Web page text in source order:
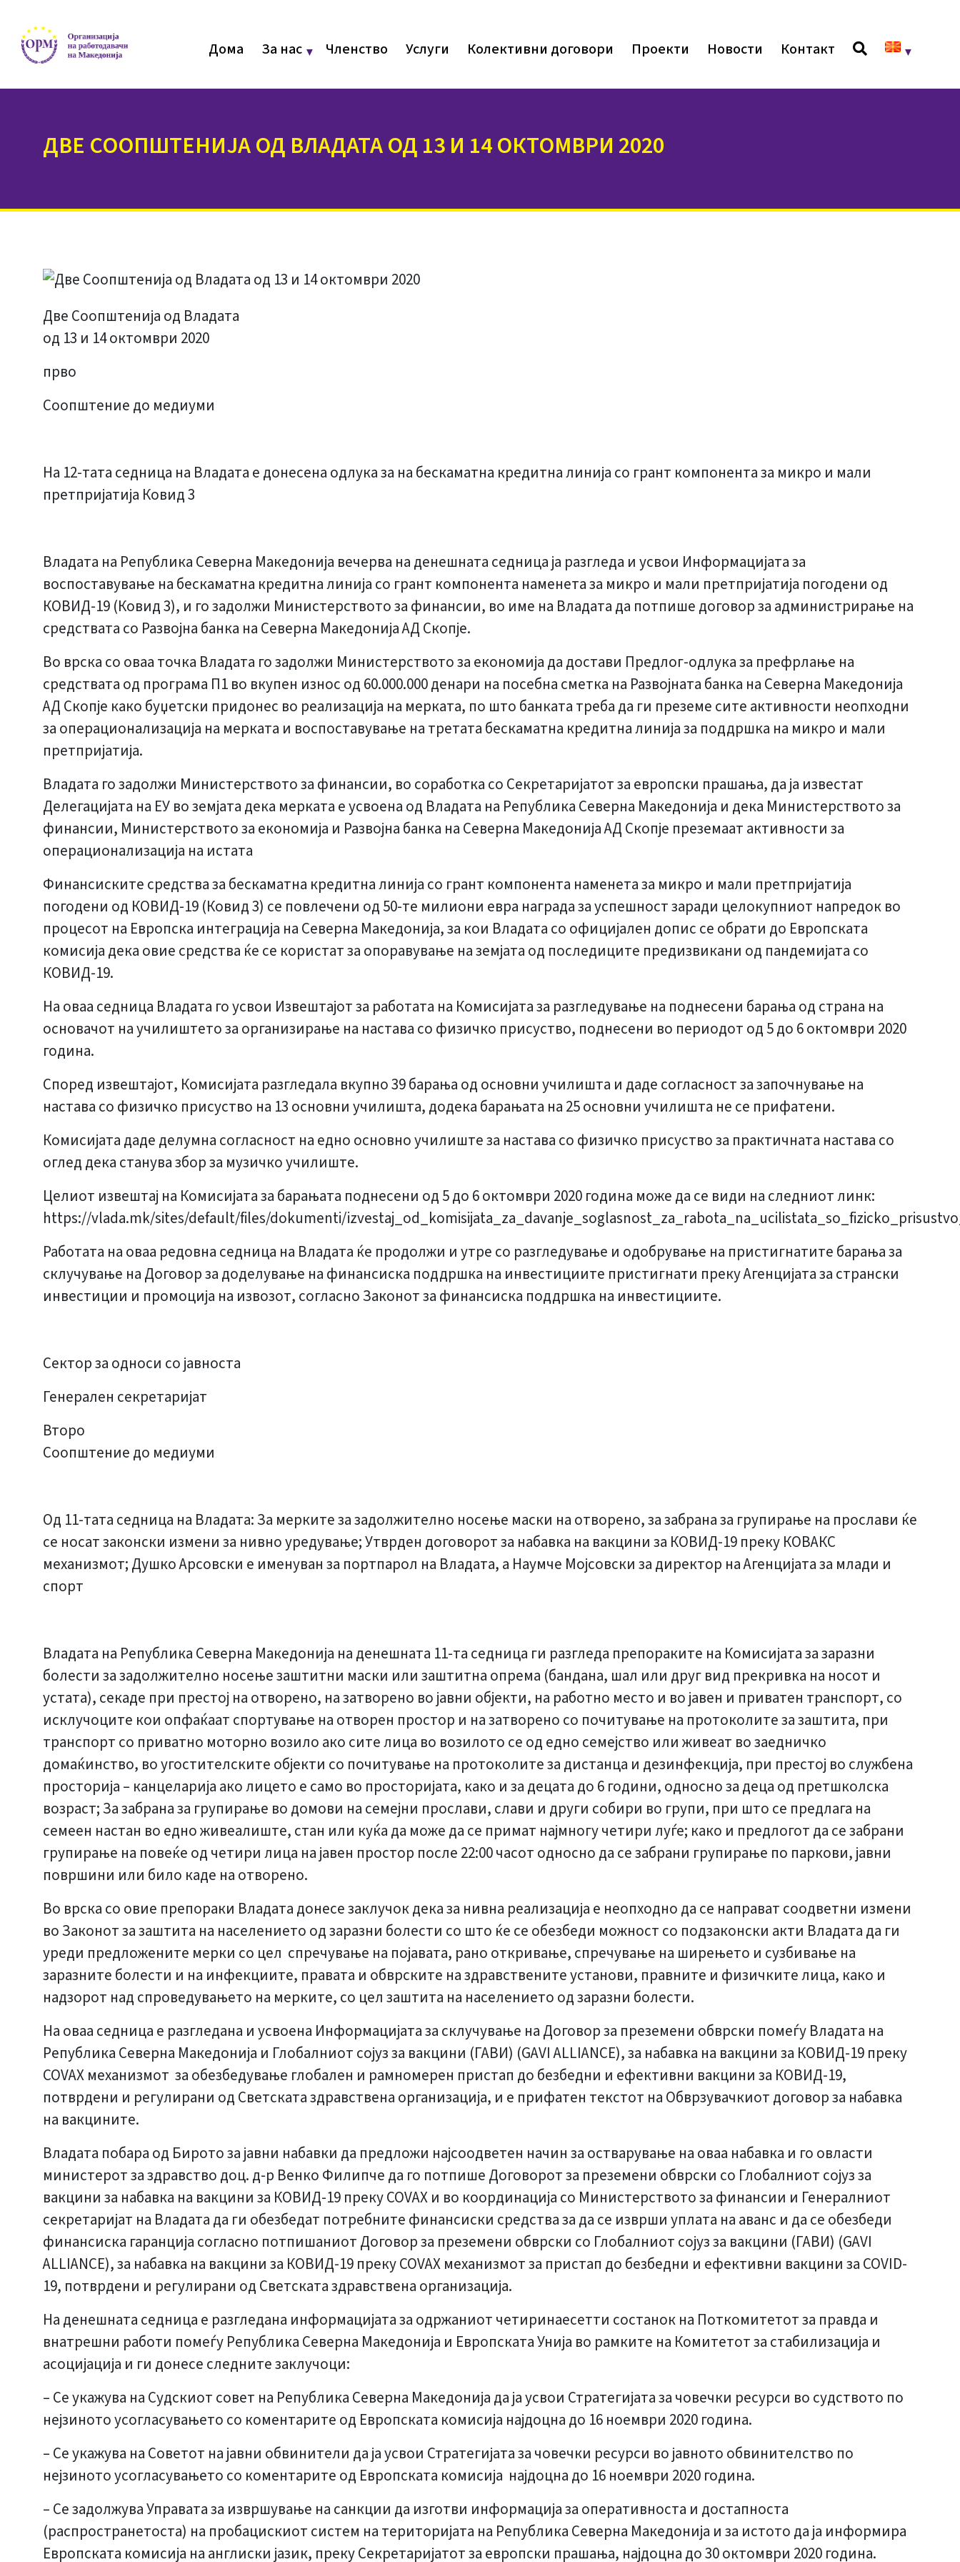
Дома За нас Членство Услуги Колективни договори Проекти Новости Контакт
ДВЕ СООПШТЕНИЈА ОД ВЛАДАТА ОД 13 И 14 ОКТОМВРИ 2020
Две Соопштенија од Владата
од 13 и 14 октомври 2020
прво
Соопштение до медиуми
На 12-тата седница на Владата е донесена одлука за на бескаматна кредитна линија со грант компонента за микро и мали
претпријатија Ковид 3
Владата на Република Северна Македонија вечерва на денешната седница ја разгледа и усвои Информацијата за
воспоставување на бескаматна кредитна линија со грант компонента наменета за микро и мали претпријатија погодени од
КОВИД-19 (Ковид 3), и го задолжи Министерството за финансии, во име на Владата да потпише договор за администрирање на
средствата со Развојна банка на Северна Македонија АД Скопје.
Во врска со оваа точка Владата го задолжи Министерството за економија да достави Предлог-одлука за префрлање на
средствата од програма П1 во вкупен износ од 60.000.000 денари на посебна сметка на Развојната банка на Северна Македонија
АД Скопје како буџетски придонес во реализација на мерката, по што банката треба да ги преземе сите активности неопходни
за операционализација на мерката и воспоставување на третата бескаматна кредитна линија за поддршка на микро и мали
претпријатија.
Владата го задолжи Министерството за финансии, во соработка со Секретаријатот за европски прашања, да ја известат
Делегацијата на ЕУ во земјата дека мерката е усвоена од Владата на Република Северна Македонија и дека Министерството за
финансии, Министерството за економија и Развојна банка на Северна Македонија АД Скопје преземаат активности за
операционализација на истата
Финансиските средства за бескаматна кредитна линија со грант компонента наменета за микро и мали претпријатија
погодени од КОВИД-19 (Ковид 3) се повлечени од 50-те милиони евра награда за успешност заради целокупниот напредок во
процесот на Европска интеграција на Северна Македонија, за кои Владата со официјален допис се обрати до Европската
комисија дека овие средства ќе се користат за опоравување на земјата од последиците предизвикани од пандемијата со
КОВИД-19.
На оваа седница Владата го усвои Извештајот за работата на Комисијата за разгледување на поднесени барања од страна на
основачот на училиштето за организирање на настава со физичко присуство, поднесени во периодот од 5 до 6 октомври 2020
година.
Според извештајот, Комисијата разгледала вкупно 39 барања од основни училишта и даде согласност за започнување на
настава со физичко присуство на 13 основни училишта, додека барањата на 25 основни училишта не се прифатени.
Комисијата даде делумна согласност на едно основно училиште за настава со физичко присуство за практичната настава со
оглед дека станува збор за музичко училиште.
Целиот извештај на Комисијата за барањата поднесени од 5 до 6 октомври 2020 година може да се види на следниот линк:
https://vlada.mk/sites/default/files/dokumenti/
Работата на оваа редовна седница на Владата ќе продолжи и утре со разгледување и одобрување на пристигнатите барања за
склучување на Договор за доделување на финансиска поддршка на инвестициите пристигнати преку Агенцијата за странски
инвестиции и промоција на извозот, согласно Законот за финансиска поддршка на инвестициите.
Сектор за односи со јавноста
Генерален секретаријат
Второ
Соопштение до медиуми
Од 11-тата седница на Владата: За мерките за задолжително носење маски на отворено, за забрана за групирање на прослави ќе
се носат законски измени за нивно уредување; Утврден договорот за набавка на вакцини за КОВИД-19 преку КОВАКС
механизмот; Душко Арсовски е именуван за портпарол на Владата, а Наумче Мојсовски за директор на Агенцијата за млади и
спорт
Владата на Република Северна Македонија на денешната 11-та седница ги разгледа препораките на Комисијата за заразни
болести за задолжително носење заштитни маски или заштитна опрема (бандана, шал или друг вид прекривка на носот и
устата), секаде при престој на отворено, на затворено во јавни објекти, на работно место и во јавен и приватен транспорт, со
исклучоците кои опфаќаат спортување на отворен простор и на затворено со почитување на протоколите за заштита, при
транспорт со приватно моторно возило ако сите лица во возилото се од едно семејство или живеат во заедничко
домаќинство, во угостителските објекти со почитување на протоколите за дистанца и дезинфекција, при престој во службена
просторија – канцеларија ако лицето е само во просторијата, како и за децата до 6 години, односно за деца од претшколска
возраст; За забрана за групирање во домови на семејни прослави, слави и други собири во групи, при што се предлага на
семеен настан во едно живеалиште, стан или куќа да може да се примат најмногу четири луѓе; како и предлогот да се забрани
групирање на повеќе од четири лица на јавен простор после 22:00 часот односно да се забрани групирање по паркови, јавни
површини или било каде на отворено.
Во врска со овие препораки Владата донесе заклучок дека за нивна реализација е неопходно да се направат соодветни измени
во Законот за заштита на населението од заразни болести со што ќе се обезбеди можност со подзаконски акти Владата да ги
уреди предложените мерки со цел спречување на појавата, рано откривање, спречување на ширењето и сузбивање на
заразните болести и на инфекциите, правата и обврските на здравствените установи, правните и физичките лица, како и
надзорот над спроведувањето на мерките, со цел заштита на населението од заразни болести.
На оваа седница е разгледана и усвоена Информацијата за склучување на Договор за преземени обврски помеѓу Владата на
Република Северна Македонија и Глобалниот сојуз за вакцини (ГАВИ) (GAVI ALLIANCE), за набавка на вакцини за КОВИД-19 преку
COVAX механизмот за обезбедување глобален и рамномерен пристап до безбедни и ефективни вакцини за КОВИД-19,
потврдени и регулирани од Светската здравствена организација, и е прифатен текстот на Обврзувачкиот договор за набавка
на вакцините.
Владата побара од Бирото за јавни набавки да предложи најсоодветен начин за остварување на оваа набавка и го овласти
министерот за здравство доц. д-р Венко Филипче да го потпише Договорот за преземени обврски со Глобалниот сојуз за
вакцини за набавка на вакцини за КОВИД-19 преку COVAX и во координација со Министерството за финансии и Генералниот
секретаријат на Владата да ги обезбедат потребните финансиски средства за да се изврши уплата на аванс и да се обезбеди
финансиска гаранција согласно потпишаниот Договор за преземени обврски со Глобалниот сојуз за вакцини (ГАВИ) (GAVI
ALLIANCE), за набавка на вакцини за КОВИД-19 преку COVAX механизмот за пристап до безбедни и ефективни вакцини за COVID-
19, потврдени и регулирани од Светската здравствена организација.
На денешната седница е разгледана информацијата за одржаниот четиринаесетти состанок на Поткомитетот за правда и
внатрешни работи помеѓу Република Северна Македонија и Европската Унија во рамките на Комитетот за стабилизација и
асоцијација и ги донесе следните заклучоци:
– Се укажува на Судскиот совет на Република Северна Македонија да ја усвои Стратегијата за човечки ресурси во судството по
нејзиното усогласувањето со коментарите од Европската комисија најдоцна до 16 ноември 2020 година.
– Се укажува на Советот на јавни обвинители да ја усвои Стратегијата за човечки ресурси во јавното обвинителство по
нејзиното усогласувањето со коментарите од Европската комисија најдоцна до 16 ноември 2020 година.
– Се задолжува Управата за извршување на санкции да изготви информација за оперативноста и достапноста
(распространетоста) на пробацискиот систем на територијата на Република Северна Македонија и за истото да ја информира
Европската комисија на англиски јазик, преку Секретаријатот за европски прашања, најдоцна до 30 октомври 2020 година.